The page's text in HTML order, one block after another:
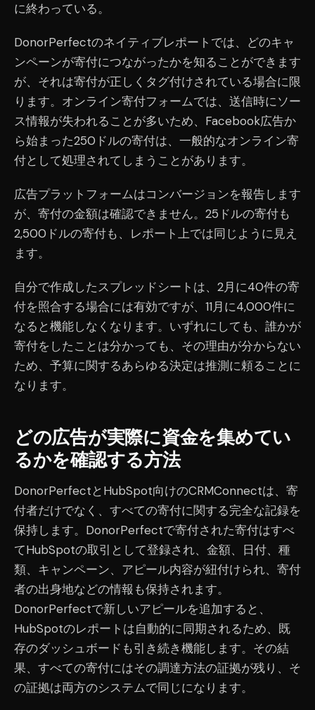
に終わっている。
DonorPerfectのネイティブレポートでは、どのキャ
ンペーンが寄付につながったかを知ることができます
が、それは寄付が正しくタグ付けされている場合に限
ります。オンライン寄付フォームでは、送信時にソー
ス情報が失われることが多いため、Facebook広告か
ら始まった250ドルの寄付は、一般的なオンライン寄
付として処理されてしまうことがあります。
広告プラットフォームはコンバージョンを報告します
が、寄付の金額は確認できません。25ドルの寄付も
2,500ドルの寄付も、レポート上では同じように見え
ます。
自分で作成したスプレッドシートは、2月に40件の寄
付を照合する場合には有効ですが、11月に4,000件に
なると機能しなくなります。いずれにしても、誰かが
寄付をしたことは分かっても、その理由が分からない
ため、予算に関するあらゆる決定は推測に頼ることに
なります。
どの広告が実際に資金を集めてい
るかを確認する方法
DonorPerfectとHubSpot向けのCRMConnectは、寄
付者だけでなく、すべての寄付に関する完全な記録を
保持します。DonorPerfectで寄付された寄付はすべ
てHubSpotの取引として登録され、金額、日付、種
類、キャンペーン、アピール内容が紐付けられ、寄付
者の出身地などの情報も保持されます。
DonorPerfectで新しいアピールを追加すると、
HubSpotのレポートは自動的に同期されるため、既
存のダッシュボードも引き続き機能します。その結
果、すべての寄付にはその調達方法の証拠が残り、そ
の証拠は両方のシステムで同じになります。